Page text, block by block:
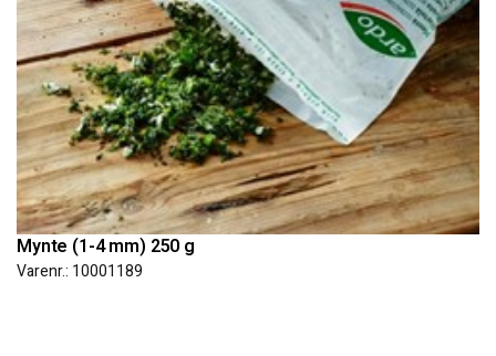
Mynte (1-4 mm) 250 g
Varenr.: 10001189